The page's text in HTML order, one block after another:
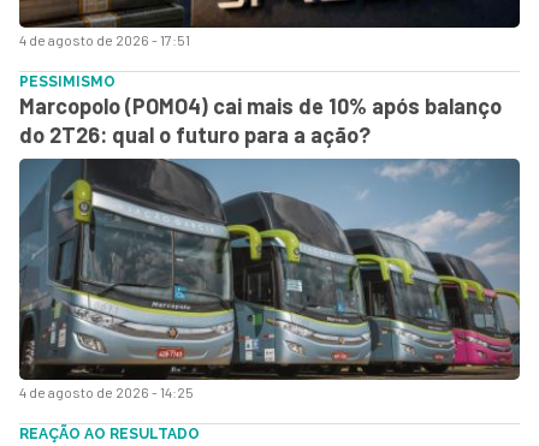
4 de agosto de 2026 - 17:51
4 de agosto de 2026 - 14:25
PESSIMISMO
Marcopolo (POMO4) cai mais de 10% após balanço
do 2T26: qual o futuro para a ação?
REAÇÃO AO RESULTADO